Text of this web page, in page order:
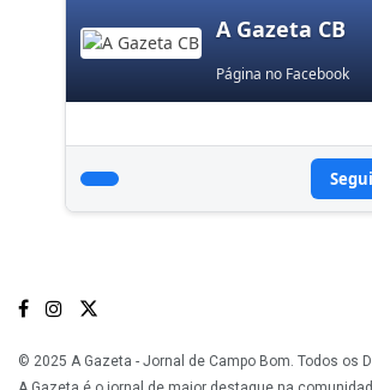
A Gazeta CB
Página no Facebook
© 2025 A Gazeta - Jornal de Campo Bom. Todos os